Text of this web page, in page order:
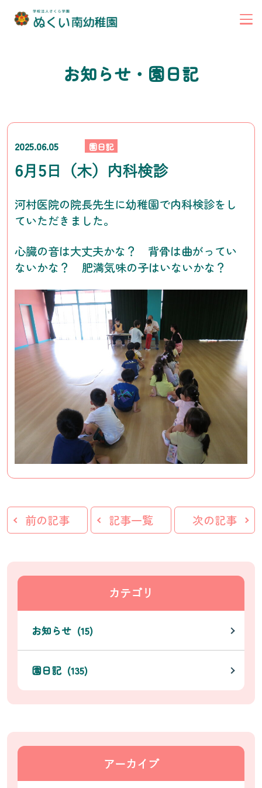
お知らせ・園日記
2025.06.05 園日記
6月5日（木）内科検診
河村医院の院長先生に幼稚園で内科検診をし
ていただきました。
心臓の音は大丈夫かな？ 背骨は曲がってい
ないかな？ 肥満気味の子はいないかな？
前の記事 記事一覧 次の記事
カテゴリ
お知らせ (15)
園日記 (135)
アーカイブ